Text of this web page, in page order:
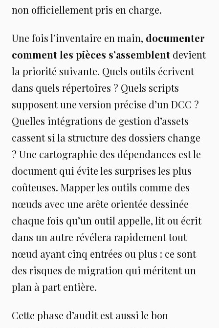
non officiellement pris en charge.
Une fois l’inventaire en main, documenter
comment les pièces s’assemblent devient
la priorité suivante. Quels outils écrivent
dans quels répertoires ? Quels scripts
supposent une version précise d’un DCC ?
Quelles intégrations de gestion d’assets
cassent si la structure des dossiers change
? Une cartographie des dépendances est le
document qui évite les surprises les plus
coûteuses. Mapper les outils comme des
nœuds avec une arête orientée dessinée
chaque fois qu’un outil appelle, lit ou écrit
dans un autre révélera rapidement tout
nœud ayant cinq entrées ou plus : ce sont
des risques de migration qui méritent un
plan à part entière.
Cette phase d’audit est aussi le bon